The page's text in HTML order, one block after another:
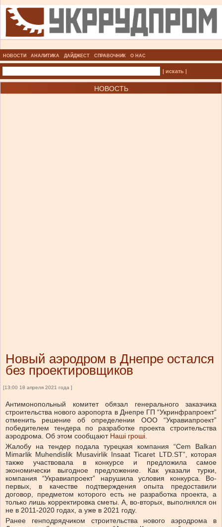
НОВОСТИ АНАЛИТИКА ДАЙДЖЕСТ СПРАВОЧНИК О НАС
| искать |
НОВОСТЬ
Новый аэродром в Днепре остался
без проектировщиков
[13:00 18 апреля 2021 года ]
Антимонопольный комитет обязал генерального заказчика
строительства нового аэропорта в Днепре ГП “Укринфрапроект”
отменить решение об определении ООО “Укравиапроект”
победителем тендера по разработке проекта строительства
аэродрома. Об этом сообщают Наші гроші.
Жалобу на тендер подала турецкая компания “Cem Balkan
Mimarlik Muhendislik Musavirlik Insaat Ticaret LTD.ST”, которая
также участвовала в конкурсе и предложила самое
экономически выгодное предложение. Как указали турки,
компания “Укравиапроект” нарушила условия конкурса. Во-
первых, в качестве подтверждения опыта предоставили
договор, предметом которого есть не разработка проекта, а
только лишь корректировка сметы. А, во-вторых, выполнялся он
не в 2011-2020 годах, а уже в 2021 году.
Ранее генподрядчиком строительства нового аэродрома в